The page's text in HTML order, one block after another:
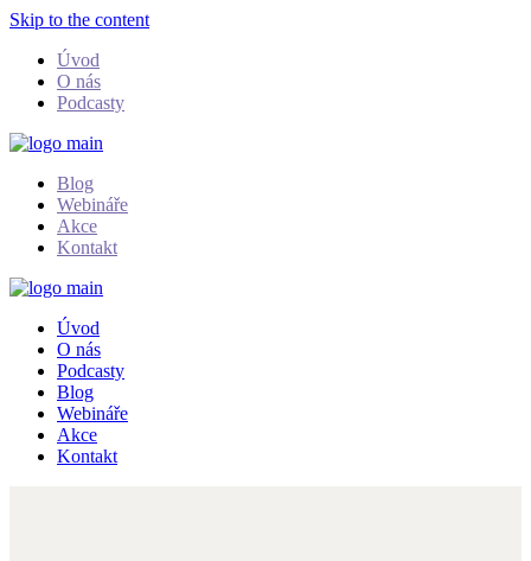
Skip to the content
Úvod
O nás
Podcasty
Blog
Webináře
Akce
Kontakt
Úvod
O nás
Podcasty
Blog
Webináře
Akce
Kontakt